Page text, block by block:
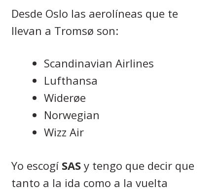
Desde Oslo las aerolíneas que te
llevan a Tromsø son:
Scandinavian Airlines
Lufthansa
Widerøe
Norwegian
Wizz Air
Yo escogí SAS y tengo que decir que
tanto a la ida como a la vuelta